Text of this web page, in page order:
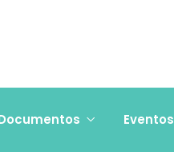
Eventos